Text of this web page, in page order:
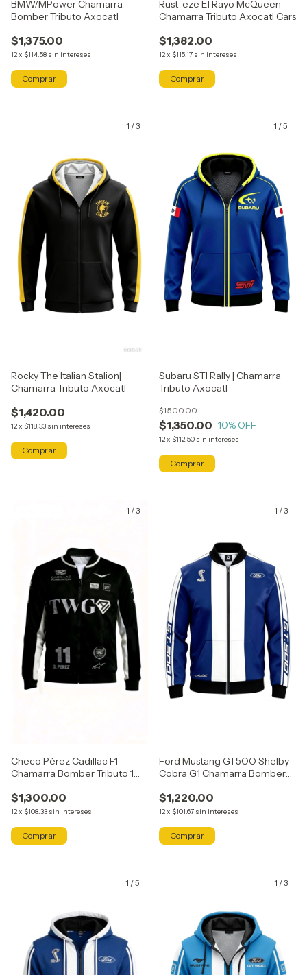
BMW/MPower Chamarra
Bomber Tributo Axocatl
$1,375.00
12x $114.58 sin intereses
Comprar
Rust-eze El Rayo McQueen
Chamarra Tributo Axocatl Cars
$1,382.00
12x $115.17 sin intereses
Comprar
1 /3
Rocky The Italian Stalion|
Chamarra Tributo Axocatl
$1,420.00
12x $118.33 sin intereses
Comprar
1 /5
Subaru STI Rally | Chamarra
Tributo Axocatl
$1,350.00
$1,500.00
10% OFF
12x $112.50 sin intereses
Comprar
1 /3
Checo Pérez Cadillac F1
Chamarra Bomber Tributo 1
$1,300.00
12x $108.33 sin intereses
Comprar
1 /3
Ford Mustang GT5OO Shelby
Cobra G1 Chamarra Bomber
$1,220.00
12x $101.67 sin intereses
Comprar
1 /5 1 /3